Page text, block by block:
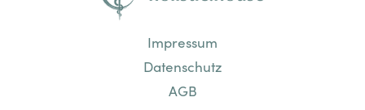
Impressum
Datenschutz
AGB